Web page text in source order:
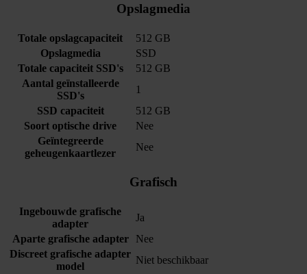
Opslagmedia
Totale opslagcapaciteit
512 GB
Opslagmedia
SSD
Totale capaciteit SSD's
512 GB
Aantal geïnstalleerde
SSD's
1
SSD capaciteit
512 GB
Soort optische drive
Nee
Geïntegreerde
geheugenkaartlezer
Nee
Grafisch
Ingebouwde grafische
adapter
Ja
Aparte grafische adapter
Nee
Discreet grafische adapter
model
Niet beschikbaar